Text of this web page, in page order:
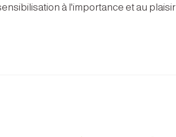
à l'importance et au